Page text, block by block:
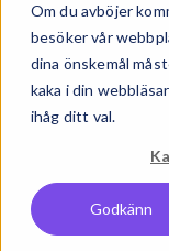
Om du avböjer
besöker vår
dina önskemål
kaka i din
ihåg ditt val.
Godkänn